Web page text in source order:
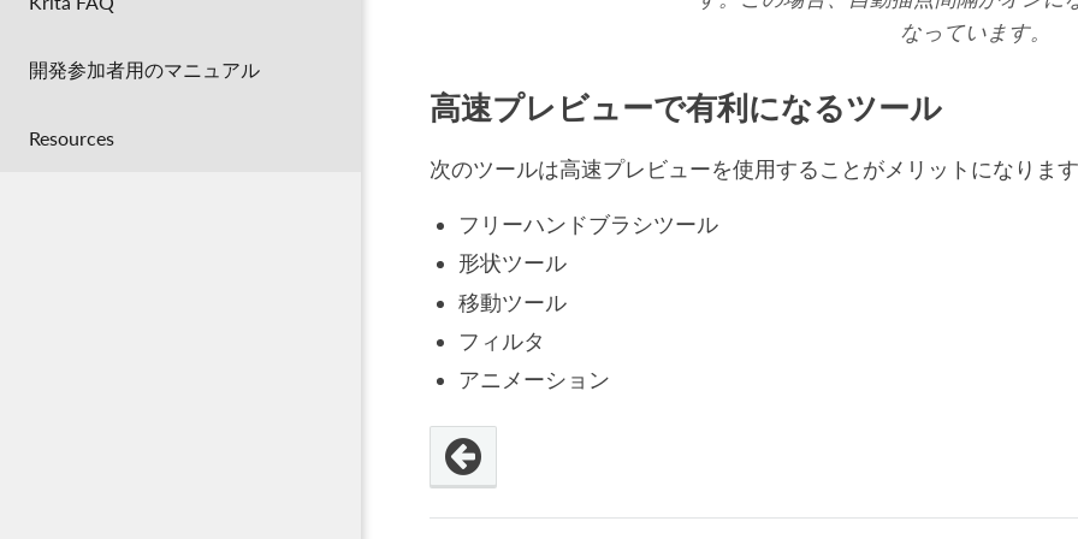
開発参加者用のマニュアル
Resources
なっています。
高速プレビューで有利になるツール
次のツールは高速プレビューを使用することがメリットになりま
フリーハンドブラシツール
形状ツール
移動ツール
フィルタ
アニメーション